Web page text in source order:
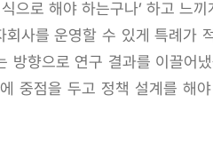
으로 해야 하는구나’ 하고 느끼
사를 운영할 수 있게 특례가
방향으로 연구 결과를 이끌어
중점을 두고 정책 설계를 해